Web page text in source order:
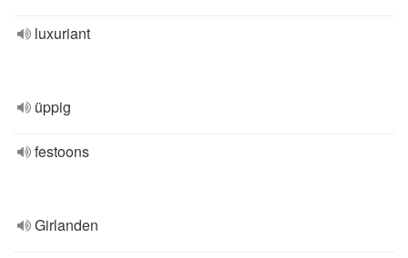
luxuriant
üppig
festoons
Girlanden